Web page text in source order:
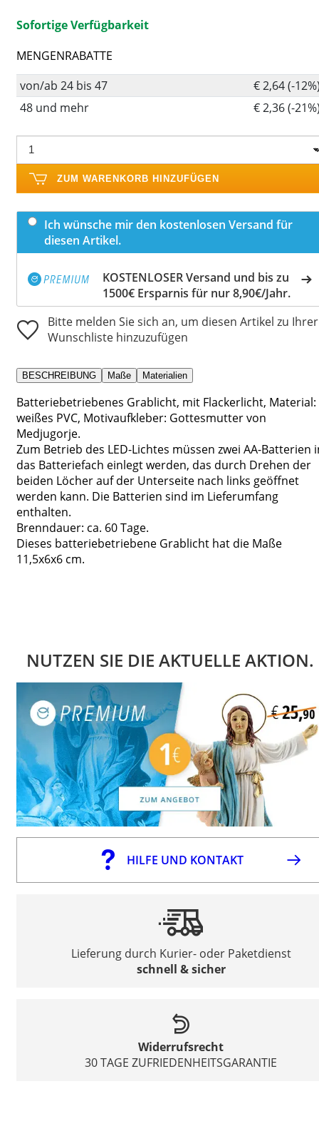
Sofortige Verfügbarkeit
MENGENRABATTE
von/ab 24 bis 47
€ 2,64 (-
48 und mehr
€ 2,36 (-
ZUM WARENKORB HINZUFÜGEN
Ich wünsche mir den kostenlosen Versand für
diesen Artikel.
KOSTENLOSER Versand und bis zu
1500€ Ersparnis für nur 8,90€/Jahr.
Bitte melden Sie sich an, um diesen Artikel zu Ihrer
Wunschliste hinzuzufügen
BESCHREIBUNG Maße Materialien
Batteriebetriebenes Grablicht, mit Flackerlicht, Material:
weißes PVC, Motivaufkleber: Gottesmutter von
Medjugorje.
Zum Betrieb des LED-Lichtes müssen zwei AA-Batterien
das Batteriefach einlegt werden, das durch Drehen der
beiden Löcher auf der Unterseite nach links geöffnet
werden kann. Die Batterien sind im Lieferumfang
enthalten.
Brenndauer: ca. 60 Tage.
Dieses batteriebetriebene Grablicht hat die Maße
11,5x6x6 cm.
NUTZEN SIE DIE AKTUELLE AKTION.
HILFE UND KONTAKT
Lieferung durch Kurier- oder Paketdienst
schnell & sicher
Widerrufsrecht
30 TAGE ZUFRIEDENHEITSGARANTIE